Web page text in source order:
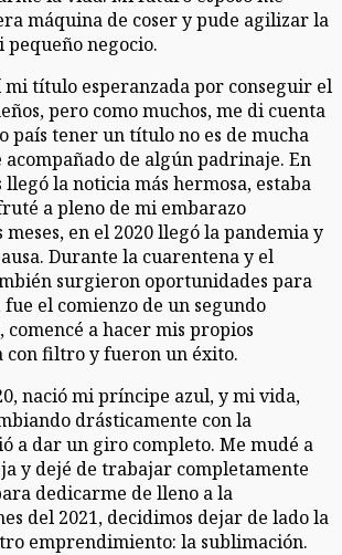
máquina de coser y pude agilizar la
negocio.
mi título esperanzada por conseguir el
pero como muchos, me di cuenta
país tener un título no es de mucha
acompañado de algún padrinaje. En
llegó la noticia más hermosa, estaba
a pleno de mi embarazo
en el 2020 llegó la pandemia y
Durante la cuarentena y el
surgieron oportunidades para
el comienzo de un segundo
a hacer mis propios
con filtro y fueron un éxito.
nació mi príncipe azul, y mi vida,
drásticamente con la
a dar un giro completo. Me mudé a
y dejé de trabajar completamente
dedicarme de lleno a la
del 2021, decidimos dejar de lado la
emprendimiento: la sublimación.